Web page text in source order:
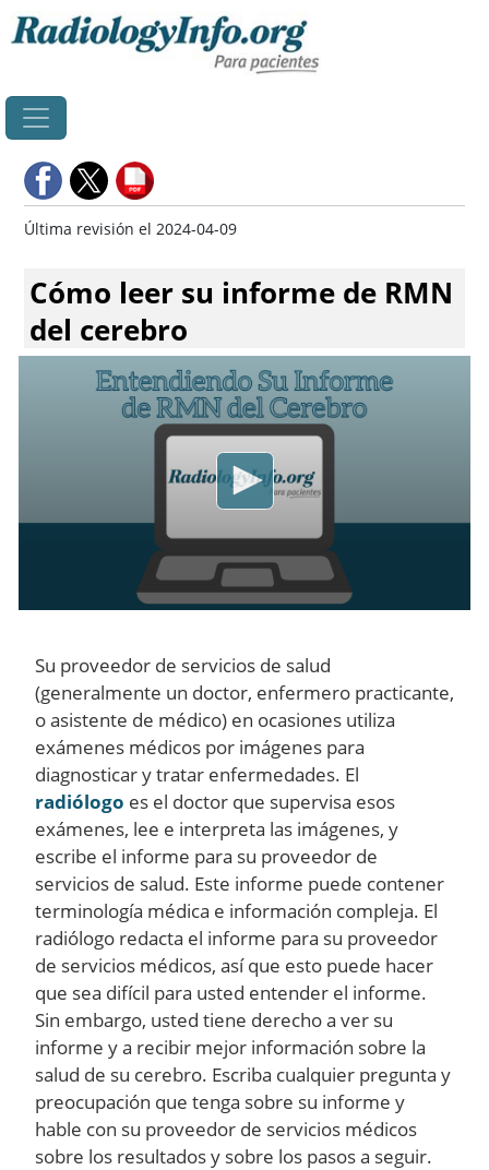
Última revisión el 2024-04-09
Cómo leer su informe de RMN
del cerebro
Su proveedor de servicios de salud
(generalmente un doctor, enfermero practicante,
o asistente de médico) en ocasiones utiliza
exámenes médicos por imágenes para
diagnosticar y tratar enfermedades. El
radiólogo es el doctor que supervisa esos
exámenes, lee e interpreta las imágenes, y
escribe el informe para su proveedor de
servicios de salud. Este informe puede contener
terminología médica e información compleja. El
radiólogo redacta el informe para su proveedor
de servicios médicos, así que esto puede hacer
que sea difícil para usted entender el informe.
Sin embargo, usted tiene derecho a ver su
informe y a recibir mejor información sobre la
salud de su cerebro. Escriba cualquier pregunta y
preocupación que tenga sobre su informe y
hable con su proveedor de servicios médicos
sobre los resultados y sobre los pasos a seguir.